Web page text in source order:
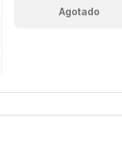
Agotado